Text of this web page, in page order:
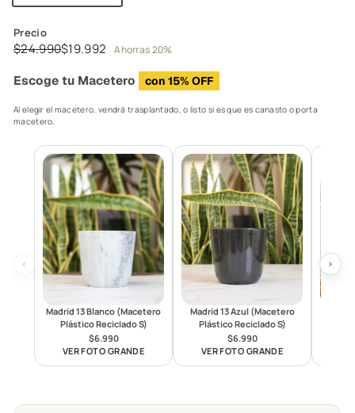
Precio
Precio
$24.990$24.990
Precio
oferta
$19.992 $19.992
Ahorras 20%
Escoge tu Macetero con 15% OFF
Al elegir el macetero, vendrá trasplantado, o listo si es que es canasto o porta
macetero.
‹
Madrid 13 Blanco (Macetero
Plástico Reciclado S)
$6.990
VER FOTO GRANDE
Madrid 13 Azul (Macetero
Plástico Reciclado S)
$6.990
VER FOTO GRANDE
›